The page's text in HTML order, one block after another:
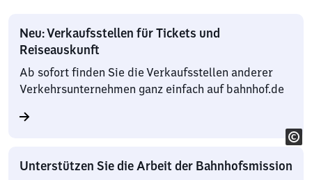
Neu: Verkaufsstellen für Tickets und
Reiseauskunft
Ab sofort finden Sie die Verkaufsstellen anderer
Verkehrsunternehmen ganz einfach auf bahnhof.de
Unterstützen Sie die Arbeit der Bahnhofsmission